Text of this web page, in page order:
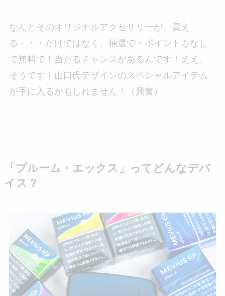
なんとそのオリジナルアクセサリーが、買え
る・・・だけではなく、抽選で・ポイントもなし
で無料で！当たるチャンスがあるんです！ええ、
そうです！山口氏デザインのスペシャルアイテム
が手に入るかもしれません！（興奮）
「プルーム・エックス」ってどんなデバ
イス？